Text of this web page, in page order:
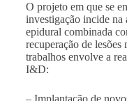
O projeto em que se
investigação incide na
epidural combinada
recuperação de lesões
trabalhos envolve a
I&D:
– Implantação de